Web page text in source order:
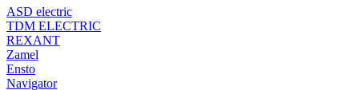
ASD electric
TDM ELECTRIC
REXANT
Zamel
Ensto
Navigator